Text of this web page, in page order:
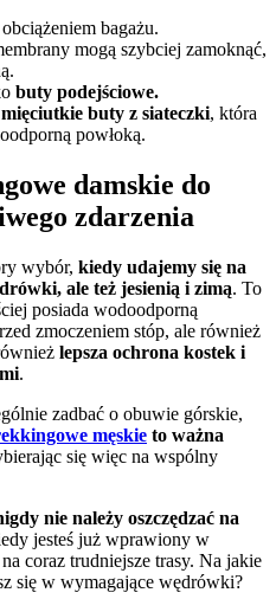
bagażu.
mogą szybciej zamoknąć,
buty podejściowe.
mięciutkie buty z siateczki, która
powłoką.
damskie do
zdarzenia
wybór, kiedy udajemy się na
ale też jesienią i zimą. To
posiada wodoodporną
zmoczeniem stóp, ale również
lepsza ochrona kostek i
.
zadbać o obuwie górskie,
męskie to ważna
się więc na wspólny
nie należy oszczędzać na
jesteś już wprawiony w
coraz trudniejsze trasy. Na jakie
się w wymagające wędrówki?